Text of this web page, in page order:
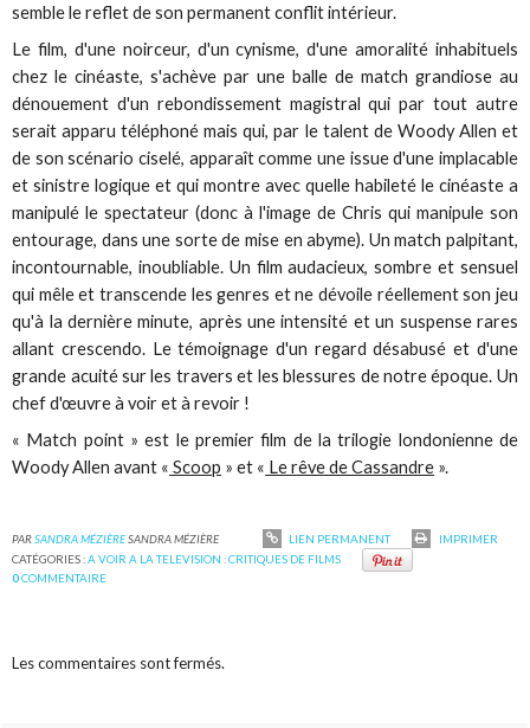
semble le reflet de son permanent conflit intérieur.
Le film, d'une noirceur, d'un cynisme, d'une amoralité inhabituels
chez le cinéaste, s'achève par une balle de match grandiose au
dénouement d'un rebondissement magistral qui par tout autre
serait apparu téléphoné mais qui, par le talent de Woody Allen et
de son scénario ciselé, apparaît comme une issue d'une implacable
et sinistre logique et qui montre avec quelle habileté le cinéaste a
manipulé le spectateur (donc à l'image de Chris qui manipule son
entourage, dans une sorte de mise en abyme). Un match palpitant,
incontournable, inoubliable. Un film audacieux, sombre et sensuel
qui mêle et transcende les genres et ne dévoile réellement son jeu
qu'à la dernière minute, après une intensité et un suspense rares
allant crescendo. Le témoignage d'un regard désabusé et d'une
grande acuité sur les travers et les blessures de notre époque. Un
chef d'œuvre à voir et à revoir !
« Match point » est le premier film de la trilogie londonienne de
Woody Allen avant « Scoop » et « Le rêve de Cassandre ».
PARSANDRA MÉZIÈRESANDRA MÉZIÈRE LIEN PERMANENT
IMPRIMER
CATÉGORIES :A VOIR A LA TELEVISION : CRITIQUES DE FILMS
0COMMENTAIRE
Les commentaires sont fermés.